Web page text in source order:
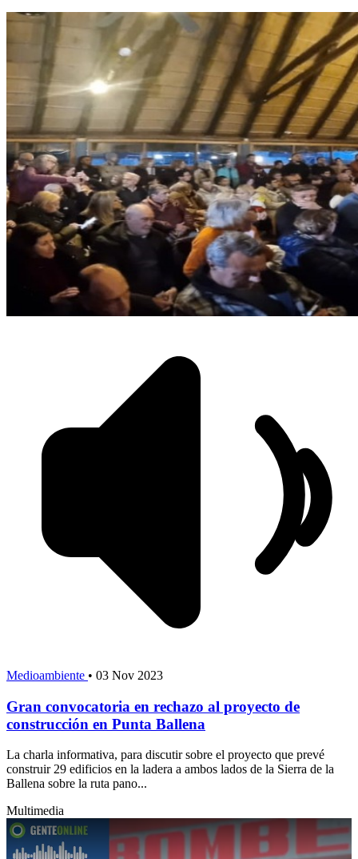
Medioambiente • 03 Nov 2023
Gran convocatoria en rechazo al proyecto de
construcción en Punta Ballena
La charla informativa, para discutir sobre el proyecto que prevé
construir 29 edificios en la ladera a ambos lados de la Sierra de la
Ballena sobre la ruta pano...
Multimedia